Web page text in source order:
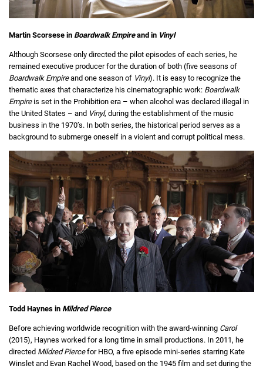
Martin Scorsese in Boardwalk Empireand in Vinyl
Although Scorsese only directed the pilot episodes of each series, he
remained executive producer for the duration of both (five seasons of
Boardwalk Empireand one season of Vinyl). It is easy to recognize the
thematic axes that characterize his cinematographic work: Boardwalk
Empireis set in the Prohibition era – when alcohol was declared illegal in
the United States – and Vinyl, during the establishment of the music
business in the 1970’s. In both series, the historical period serves as a
background to submerge oneself in a violent and corrupt political mess.
Todd Haynes in Mildred Pierce
Before achieving worldwide recognition with the award-winning Carol
(2015), Haynes worked for a long time in small productions. In 2011, he
directed Mildred Piercefor HBO, a five episode mini-series starring Kate
Winslet and Evan Rachel Wood, based on the 1945 film and set during the